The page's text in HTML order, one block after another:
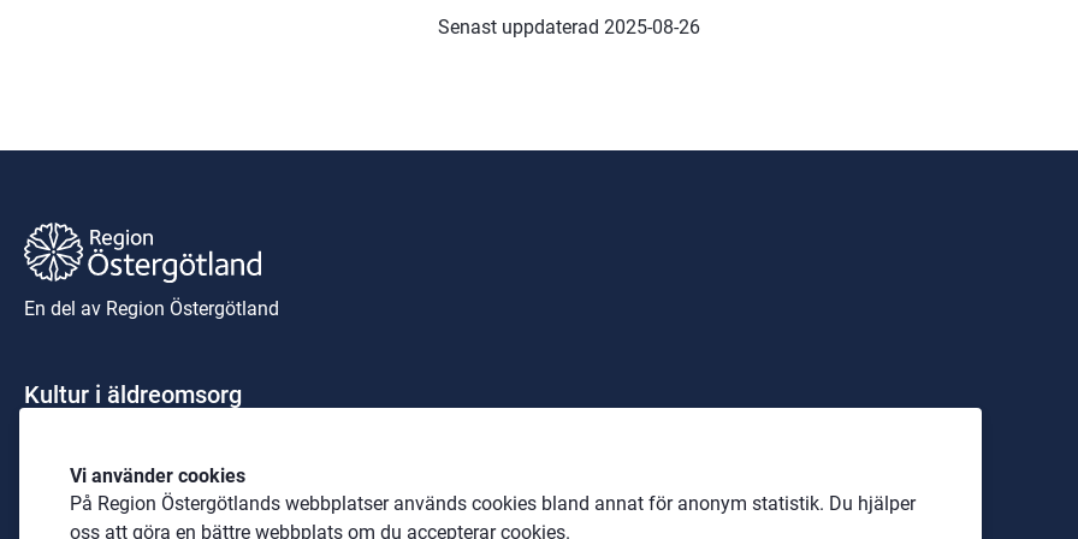
Vi använder cookies
På Region Östergötlands webbplatser används cookies bland annat för anonym statistik. Du hjälper
oss att göra en bättre webbplats om du accepterar cookies.
Senast uppdaterad 2025-08-26
En del av Region Östergötland
Kultur i äldreomsorg
Telefon: 0760-24 41 61
E-post: ostergotland@skadebanan.se